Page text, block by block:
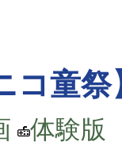
コ童
体験版